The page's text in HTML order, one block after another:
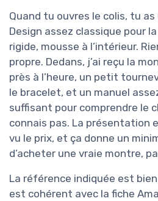
Quand tu ouvres le colis, tu
Design assez classique pour
rigide, mousse à l’intérieur.
propre. Dedans, j’ai reçu la
près à l’heure, un petit
le bracelet, et un manuel
suffisant pour comprendre le
connais pas. La présentation
vu le prix, et ça donne un
d’acheter une vraie montre,
La référence indiquée est bien
est cohérent avec la fiche